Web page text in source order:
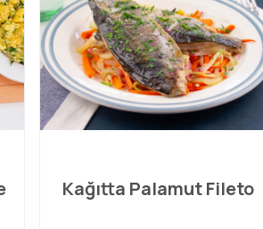
Kağıtta Palamut Fileto